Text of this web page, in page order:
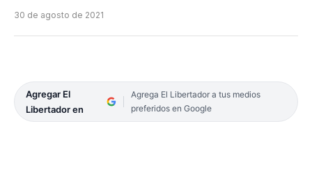
30 de agosto de 2021
Agregar El
Libertador en
Agrega El Libertador a tus medios
preferidos en Google